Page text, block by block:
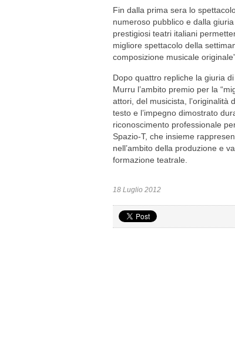
Fin dalla prima sera lo
numeroso pubblico e dalla
prestigiosi teatri italiani
migliore spettacolo della
composizione musicale
Dopo quattro repliche la giuria
Murru l’ambito premio per la
attori, del musicista, l’originalità
testo e l’impegno dimostrato
riconoscimento professionale
Spazio-T, che insieme
nell’ambito della produzione e
formazione teatrale.
18 Luglio 2012